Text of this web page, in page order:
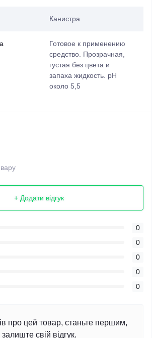
Канистра
Готовое к применению
средство. Прозрачная,
густая без цвета и
запаха жидкость. рН
около 5,5
+ Додати відгук
0
0
0
0
0
про цей товар, станьте першим,
залиште свій відгук.